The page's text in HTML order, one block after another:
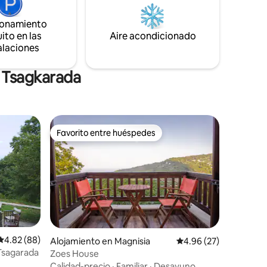
en las
Aire acondicionado
promedio: 4.82 de 5, 88 reseñas
4.82 (88)
Favorito entre huéspedes
Favorito entre huéspedes
Alojamiento en Magnisia Calificación
4.96 (27)
Zoes House